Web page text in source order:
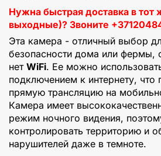
Нужна быстрая доставка в тот
выходные)? Звоните
Эта камера - отличный выбор
безопасности дома или фермы,
нет WiFi. Ее можно
подключением к интернету, что
прямую трансляцию на
Камера имеет
режим ночного видения,
контролировать территорию и
нарушителей даже в темноте.